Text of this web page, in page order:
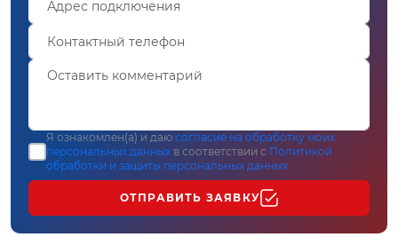
Я ознакомлен(а) и даю согласие на обработку моих
персональных данных в соответствии с Политикой
обработки и защиты персональных данных
ОТПРАВИТЬ ЗАЯВКУ